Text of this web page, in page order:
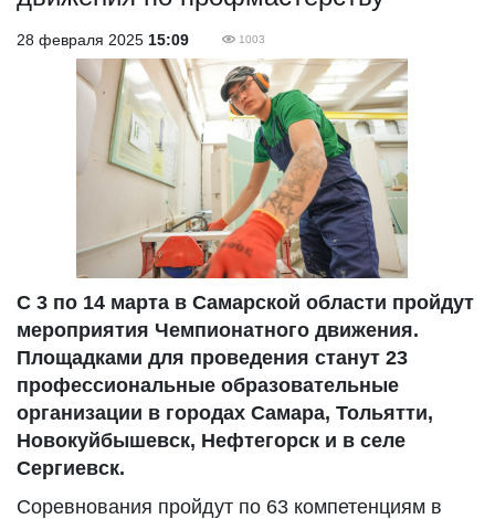
28 февраля 2025 15:09 1003
С 3 по 14 марта в Самарской области пройдут
мероприятия Чемпионатного движения.
Площадками для проведения станут 23
профессиональные образовательные
организации в городах Самара, Тольятти,
Новокуйбышевск, Нефтегорск и в селе
Сергиевск.
Соревнования пройдут по 63 компетенциям в